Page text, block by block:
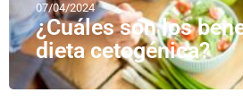
07/04/2024
¿Cuáles son los
dieta cetogénica?